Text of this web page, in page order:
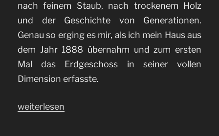
nach feinem Staub, nach trockenem Holz
und der Geschichte von Generationen.
Genau so erging es mir, als ich mein Haus aus
dem Jahr 1888 übernahm und zum ersten
Mal das Erdgeschoss in seiner vollen
Dimension erfasste.
„Deckenbalken
weiterlesen